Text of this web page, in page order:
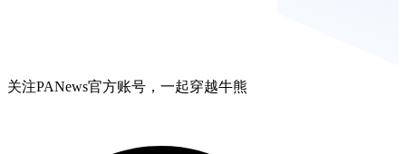
关注PANews官方账号，一起穿越牛熊